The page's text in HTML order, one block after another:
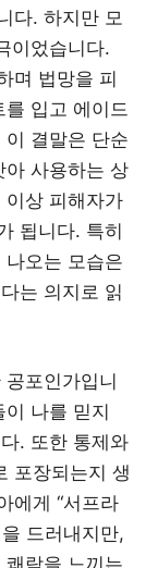
다. 하지만 모
이었습니다.
며 법망을 피
입고 에이드
결말은 단순
아 사용하는 상
이상 피해자가
됩니다. 특히
오는 모습은
는 의지로 읽
포인가입니
나를 믿지
. 또한 통제와
포장되는지 생
에게 “서프라
드러내지만,
락을 느끼는